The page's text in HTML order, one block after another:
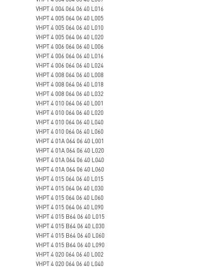
VHPT 4 004 064 06 40 L016
VHPT 4 005 064 06 40 L005
VHPT 4 005 064 06 40 L010
VHPT 4 005 064 06 40 L020
VHPT 4 006 064 06 40 L006
VHPT 4 006 064 06 40 L016
VHPT 4 006 064 06 40 L024
VHPT 4 008 064 06 40 L008
VHPT 4 008 064 06 40 L018
VHPT 4 008 064 06 40 L032
VHPT 4 010 064 06 40 L001
VHPT 4 010 064 06 40 L020
VHPT 4 010 064 06 40 L040
VHPT 4 010 064 06 40 L060
VHPT 4 01A 064 06 40 L001
VHPT 4 01A 064 06 40 L020
VHPT 4 01A 064 06 40 L040
VHPT 4 01A 064 06 40 L060
VHPT 4 015 064 06 40 L015
VHPT 4 015 064 06 40 L030
VHPT 4 015 064 06 40 L060
VHPT 4 015 064 06 40 L090
VHPT 4 015 B64 06 40 L015
VHPT 4 015 B64 06 40 L030
VHPT 4 015 B64 06 40 L060
VHPT 4 015 B64 06 40 L090
VHPT 4 020 064 06 40 L002
VHPT 4 020 064 06 40 L040